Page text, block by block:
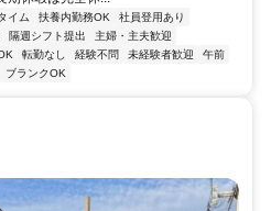
イム 扶養内勤務OK
社員登用あり
隔週シフト提出
主婦・主夫歓迎
転勤なし 経験不問 未経験者歓迎
午前
ブランクOK